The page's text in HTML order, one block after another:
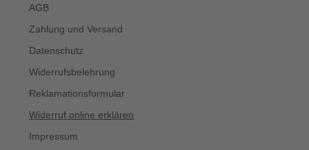
AGB
Zahlung und Versand
Datenschutz
Widerrufsbelehrung
Reklamationsformular
Widerruf online erklären
Impressum